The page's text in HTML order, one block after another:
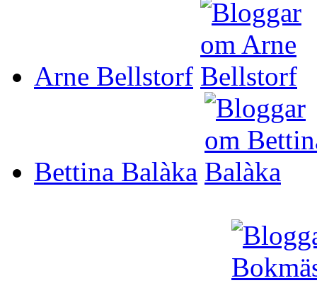
Arne Bellstorf
Bettina Balàka